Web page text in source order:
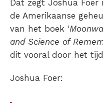
Dat zegt Joshua Foer
de Amerikaanse
van het boek ‘
and Science of
dit vooral door het
Joshua Foer: